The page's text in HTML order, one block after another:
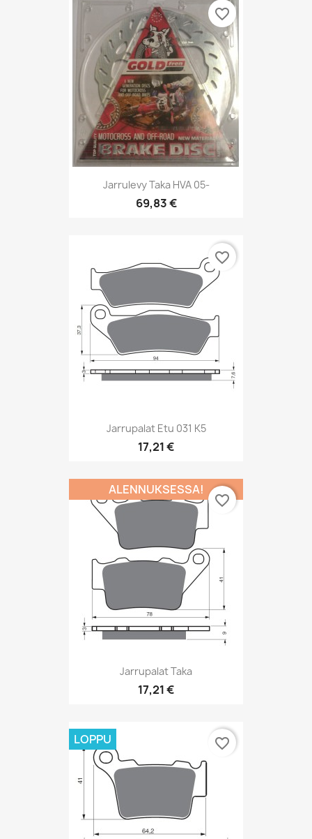
Jarrulevy Taka HVA 05-
69,83 €
favorite_border
Jarrupalat Etu 031 K5
17,21 €
favorite_border
Jarrupalat Taka
17,21 €
ALENNUKSESSA!
favorite_border
LOPPU favorite_border